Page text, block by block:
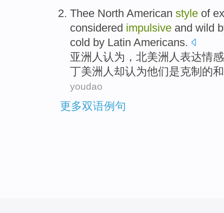
Thee North American style of
considered impulsive and wild
cold by Latin Americans.
亚洲人认为 ， 北美洲 人表达情感
丁美洲人却认为他们是克制 的和
youdao
更多双语例句